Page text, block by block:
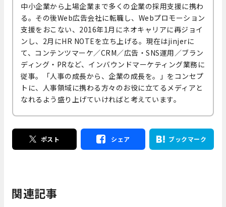
中小企業から上場企業まで多くの企業の採用支援に携わ
る。その後Web広告会社に転職し、Webプロモーション
支援をおこない、2016年1月にネオキャリアに再ジョイ
ンし、2月にHR NOTEを立ち上げる。現在はjinjerに
て、コンテンツマーケ／CRM／広告・SNS運用／ブラン
ディング・PRなど、インバウンドマーケティング業務に
従事。「人事の成長から、企業の成長を。」をコンセプ
トに、人事領域に携わる方々のお役に立てるメディアと
なれるよう盛り上げていければと考えています。
ポスト シェア ブックマーク
関連記事